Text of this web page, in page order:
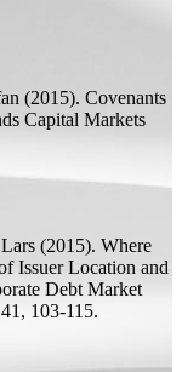
(2015). Covenants
Capital Markets
(2015). Where
Issuer Location and
Debt Market
103-115.